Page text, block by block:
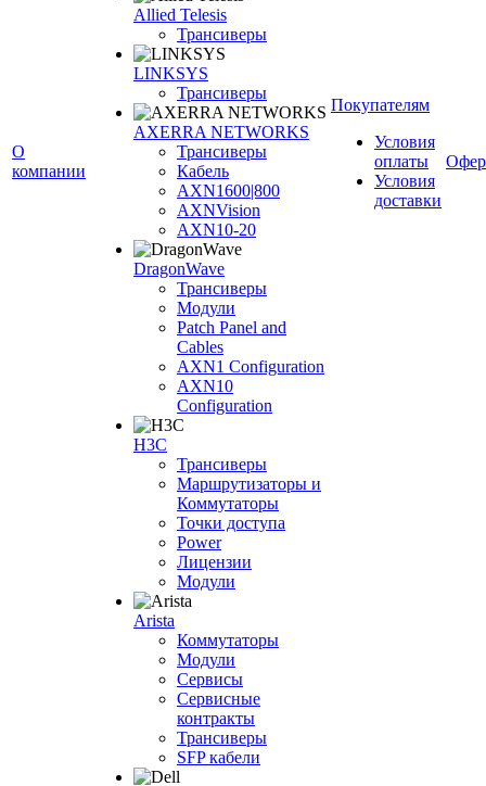
О
компании
Allied Telesis
Трансиверы
LINKSYS
Трансиверы
AXERRA NETWORKS
Трансиверы
Кабель
AXN1600|800
AXNVision
AXN10-20
DragonWave
Трансиверы
Модули
Patch Panel and
Cables
AXN1 Configuration
AXN10
Configuration
H3С
Трансиверы
Маршрутизаторы и
Коммутаторы
Точки доступа
Power
Лицензии
Модули
Arista
Коммутаторы
Модули
Сервисы
Сервисные
контракты
Трансиверы
SFP кабели
Покупателям
Условия
оплаты
Условия
доставки